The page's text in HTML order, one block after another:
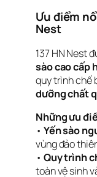
Ưu điểm
Nest
137 HN Nest
sào cao cấp
quy trình chế
dưỡng chất
Những ưu
• Yến sào
vùng đảo
• Quy trình
toàn vệ sinh